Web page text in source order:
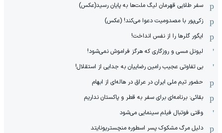
سفر طلایی قهرمان لیگ ملت‌ها به پایان رسید(عکس)
زکی‌پور با مصدومیت دعوا می‌کند! (عکس)
ایگور گلرها را از نفس انداخت!
لیونل مسی و روزگاری که هرگز فراموش نمی‌شود!
بی تفاوتی عجیب رامین رضاییان به جدایی از استقلال!
حضور تیم ملی ایران در عراق در هاله‌ای از ابهام
بقائی: برنامه‌ای برای سفر به قطر و پاکستان نداریم
وقتی فوتبال فیلم سینمایی می‌شود
دلیل مرگ مشکوک پسر اسطوره منچستریونایتد